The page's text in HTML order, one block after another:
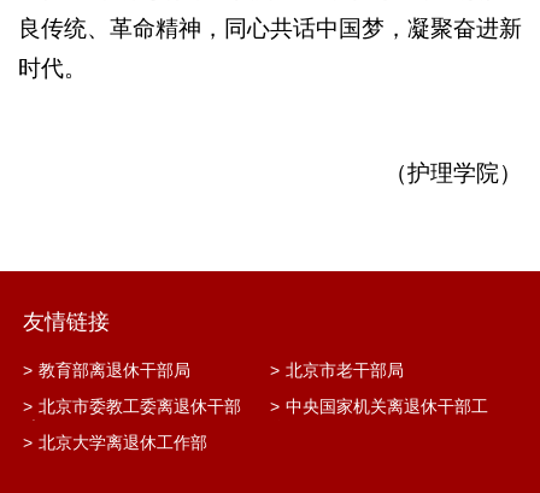
良传统、革命精神，同心共话中国梦，凝聚奋进新
时代。
（护理学院）
友情链接
> 教育部离退休干部局 > 北京市老干部局
> 北京市委教工委离退休干部
> 中央国家机关离退休干部工
> 北京大学离退休工作部